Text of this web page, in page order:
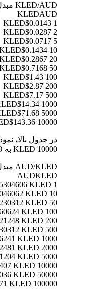
KLED/AUD مبدل نرخ ارز
KLEDAUD
1 KLED
$0.0143
2 KLED
$0.0287
5 KLED
$0.0717
10 KLED
$0.1434
20 KLED
$0.2867
50 KLED
$0.7168
100 KLED
$1.43
200 KLED
$2.87
500 KLED
$7.17
1000 KLED
$14.34
5000 KLED
$71.68
10000 KLED
$143.36
10000 KLED به AUD را پوشش می‌دهد و به شما امکان می‌دهد ارزش هر تبدیل را به وضوح درک کنید.
AUD/KLED مبدل نرخ ارز
AUDKLED
1 AUD
KLED
10 AUD
KLED
50 AUD
KLED
100 AUD
KLED
200 AUD
KLED
500 AUD
KLED
1000 AUD
KLED
2000 AUD
KLED
5000 AUD
KLED
10000 AUD
KLED
50000 AUD
KLED
100000 AUD
KLED